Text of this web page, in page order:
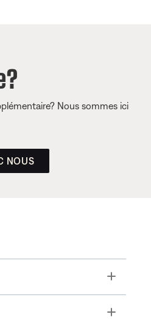
Nous sommes ici
NOUS
Toggle
Toggle